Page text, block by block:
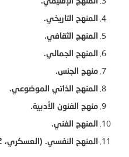
المنهج التاريخي.
المنهج الثقافي.
المنهج الجمالي.
منهج الجنس.
المنهج الذاتي الموضوعي.
منهج الفنون الأدبية.
المنهج الفني.
المنهج النفسي. (العسكري، 2002، ص12 – 16).